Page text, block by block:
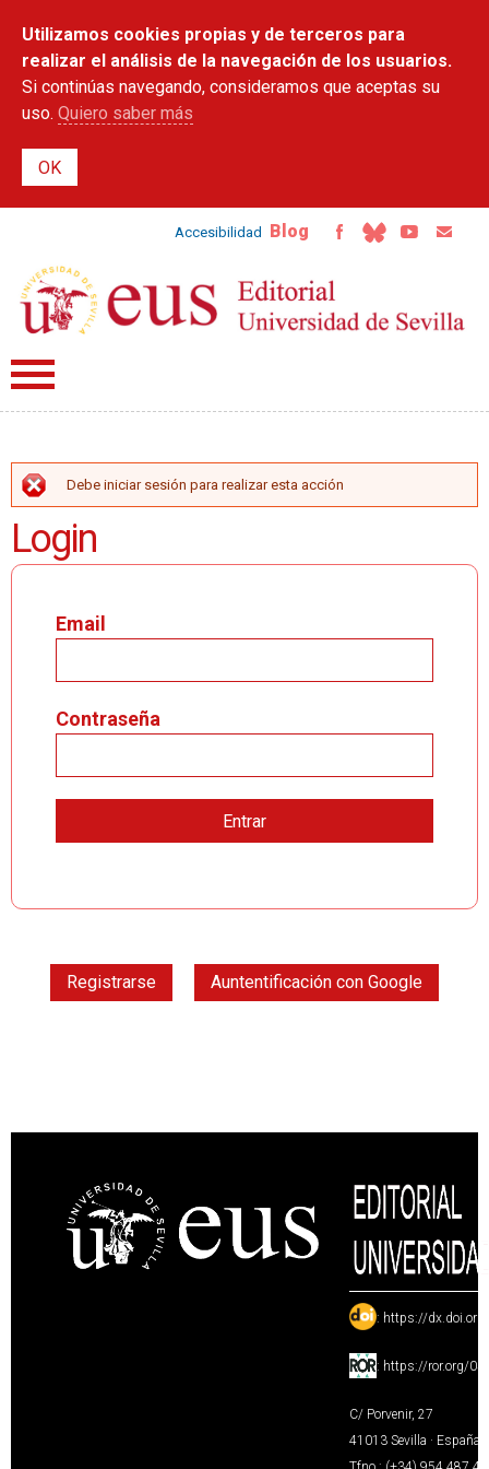
contenido
principal
Utilizamos cookies propias y de terceros para
realizar el análisis de la navegación de los usuarios.
Si continúas navegando, consideramos que aceptas su
uso. Quiero saber más
Accesibilidad Blog
MENSAJE DE ERROR
Debe iniciar sesión para realizar esta acción
Login
Email
Contraseña
Registrarse Auntentificación con Google
: https://
: https://ror.org/
C/ Porvenir, 27
41013 Sevilla · España